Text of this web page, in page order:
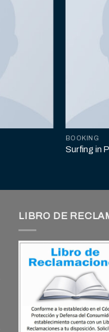
BOOKING
Surfing in
LIBRO DE